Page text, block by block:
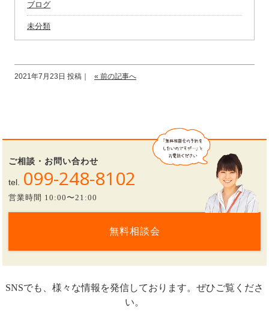
ブログ
未分類
2021年7月23日 投稿｜ « 前の記事へ
ご相談・お問い合わせ
tel. 099-248-8102
営業時間 10:00〜21:00
無料相談会
SNSでも、様々な情報を発信しております。ぜひご覧くださ
い。